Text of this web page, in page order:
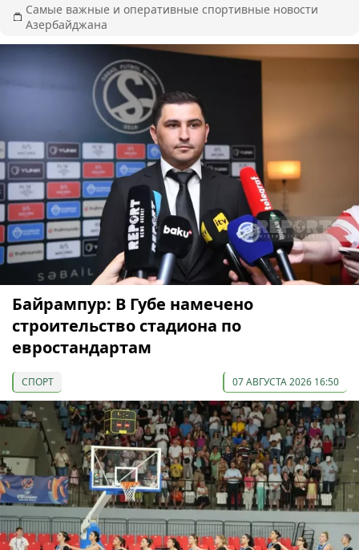
Самые важные и оперативные спортивные новости
Азербайджана
Байрампур: В Губе намечено
строительство стадиона по
евростандартам
СПОРТ 07 АВГУСТА 2026 16:50